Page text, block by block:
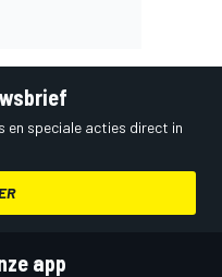
speciale acties direct in
app